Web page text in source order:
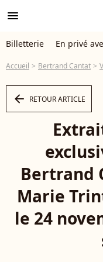
menu
Billetterie En privé
Accueil Bertrand Cantat
arrow_left RETOUR ARTICLE
Bertrand
Marie
le 24